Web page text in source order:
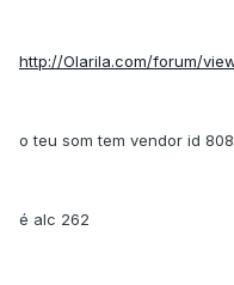
http://Olarila.com/forum/
o teu som tem vendor id
é alc 262